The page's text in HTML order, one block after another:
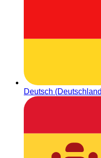
Deutsch